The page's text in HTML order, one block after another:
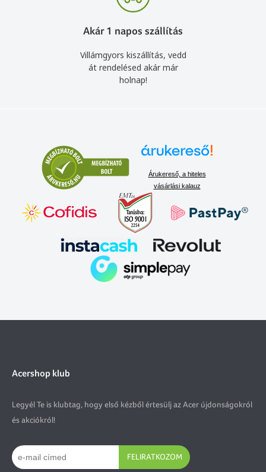
Akár 1 napos szállítás
Villámgyors kiszállítás, vedd
át rendelésed akár már
holnap!
Árukereső, a hiteles
vásárlási kalauz
Acershop klub
Legyél Te is klubtag, hogy első kézből értesülj az Acer újdonságokról
és akciókról!
FELIRATKOZOM